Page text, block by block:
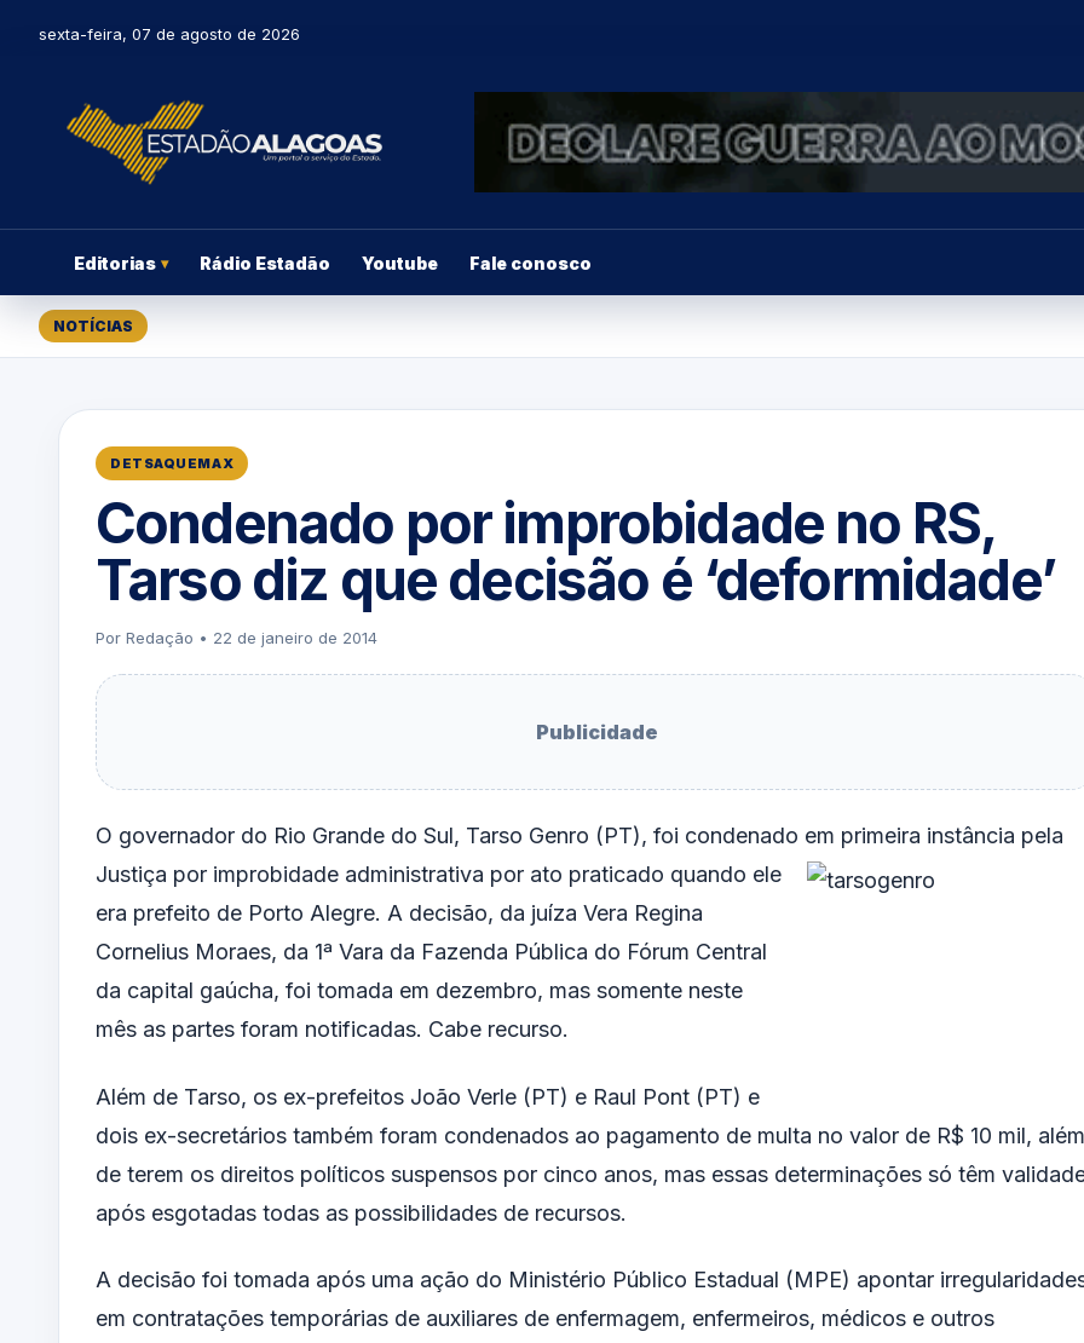
sexta-feira, 07 de agosto de 2026
Editorias ▾ Rádio Estadão Youtube Fale conosco
NOTÍCIAS
DETSAQUEMAX
Condenado por improbidade no RS,
Tarso diz que decisão é ‘deformidade’
Por Redação • 22 de janeiro de 2014
Publicidade
O governador do Rio Grande do Sul, Tarso Genro (PT), foi condenado em primeira instância pela
Justiça por improbidade administrativa por ato praticado quando ele
era prefeito de Porto Alegre. A decisão, da juíza Vera Regina
Cornelius Moraes, da 1ª Vara da Fazenda Pública do Fórum Central
da capital gaúcha, foi tomada em dezembro, mas somente neste
mês as partes foram notificadas. Cabe recurso.
Além de Tarso, os ex-prefeitos João Verle (PT) e Raul Pont (PT) e
dois ex-secretários também foram condenados ao pagamento de multa no valor de R$ 10 mil, além
de terem os direitos políticos suspensos por cinco anos, mas essas determinações só têm
após esgotadas todas as possibilidades de recursos.
A decisão foi tomada após uma ação do Ministério Público Estadual (MPE) apontar
em contratações temporárias de auxiliares de enfermagem, enfermeiros, médicos e outros